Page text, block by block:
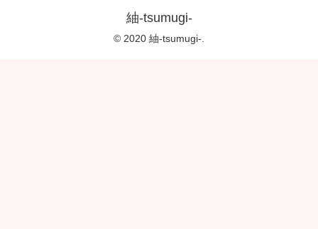
紬-tsumugi-
© 2020 紬-tsumugi-.